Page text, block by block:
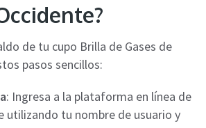
de tu cupo Brilla de Gases de
pasos sencillos:
: Ingresa a la plataforma en línea de
utilizando tu nombre de usuario y